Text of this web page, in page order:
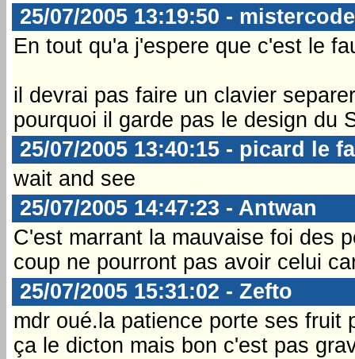
25/07/2005 13:19:50 - mistercode
En tout qu'a j'espere que c'est le
il devrai pas faire un clavier
pourquoi il garde pas le design du
25/07/2005 13:40:15 - picard le
wait and see
25/07/2005 14:47:23 - Antwan
C'est marrant la mauvaise foi des
coup ne pourront pas avoir celui
25/07/2005 15:31:02 - Zefto
mdr oué.la patience porte ses fruit
ça le dicton mais bon c'est pas